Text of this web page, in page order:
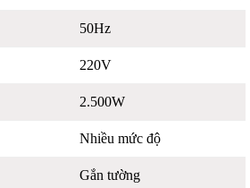
50Hz
220V
2.500W
Nhiều mức độ
Gắn tường